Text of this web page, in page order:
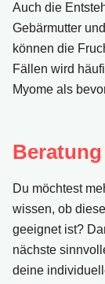
Auch die
Gebärmutter
können die
Fällen wird
Myome als
Du möchtest
wissen, ob
geeignet ist?
nächste
deine